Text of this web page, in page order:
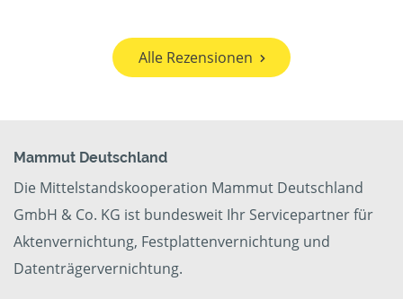
Alle Rezensionen
Mammut Deutschland
Die Mittelstandskooperation Mammut Deutschland
GmbH & Co. KG ist bundesweit Ihr Servicepartner für
Aktenvernichtung, Festplattenvernichtung und
Datenträgervernichtung.